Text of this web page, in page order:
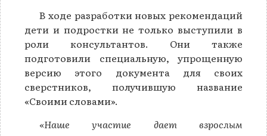
В ходе разработки новых рекомендаций
дети и подростки не только выступили в
роли консультантов. Они также
подготовили специальную, упрощенную
версию этого документа для своих
сверстников, получившую название
«Своими словами».
«Наше участие дает взрослым